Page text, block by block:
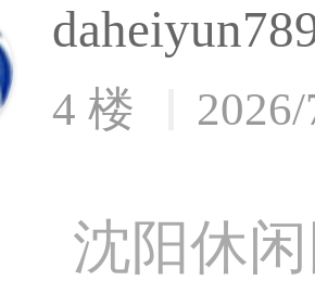
4 楼
沈阳休